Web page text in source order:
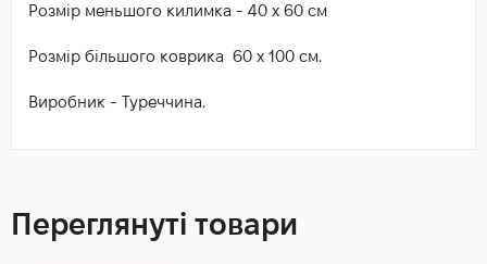
Розмір меньшого килимка - 40 х 60 см
Розмір більшого коврика 60 х 100 см.
Виробник - Туреччина.
Переглянуті товари